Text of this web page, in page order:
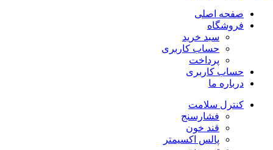
صفحه اصلی
فروشگاه
سبد خرید
حساب کاربری
پرداخت
حساب کاربری
درباره ما
کنترل سلامت
فشارسنج
قند خون
پالس اکسیمتر